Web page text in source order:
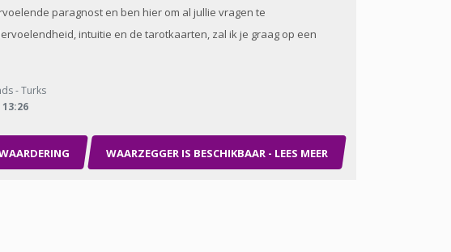
paragnost en ben hier om al jullie vragen te
intuitie en de tarotkaarten, zal ik je graag op een
- Turks
WAARZEGGER IS BESCHIKBAAR - LEES MEER